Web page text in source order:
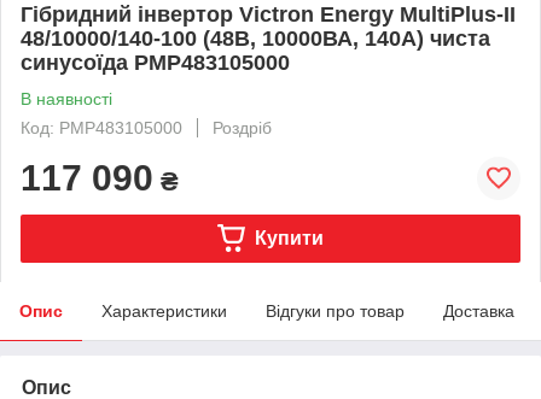
Гібридний інвертор Victron Energy MultiPlus-II
48/10000/140-100 (48В, 10000ВА, 140А) чиста
синусоїда PMP483105000
В наявності
Код: PMP483105000
Роздріб
117 090 ₴
Купити
Опис Характеристики Відгуки про товар Доставка
Опис